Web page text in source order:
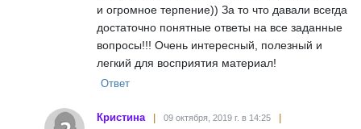
и огромное терпение)) За то что давали всегда
достаточно понятные ответы на все заданные
вопросы!!! Очень интересный, полезный и
легкий для восприятия материал!
Ответ
Кристина 09 октября, 2019 г. в 14:25